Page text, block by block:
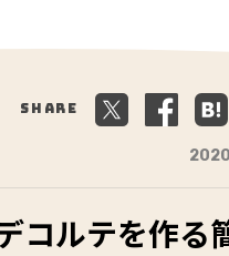
コルテを作る
Share